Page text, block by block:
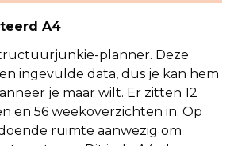
A4
planner. Deze
ingevulde data, dus je kan hem
je maar wilt. Er zitten 12
en 56 weekoverzichten in. Op
ruimte aanwezig om